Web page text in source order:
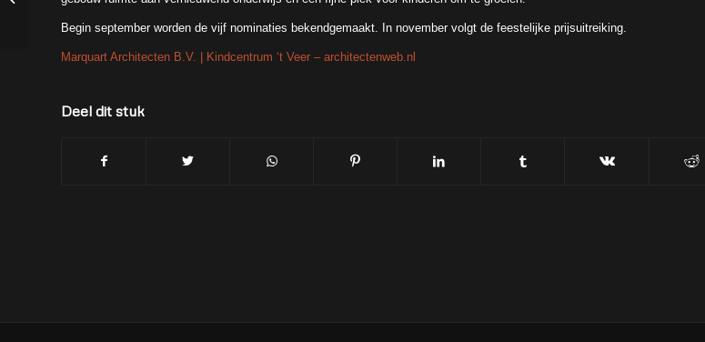
Begin september worden de vijf nominaties bekendgemaakt. In november volgt de feestelijke prijsuitreiking.
Marquart Architecten B.V. | Kindcentrum ‘t Veer – architectenweb.nl
Deel dit stuk